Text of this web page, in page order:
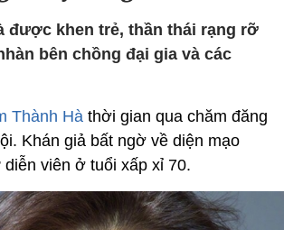
được khen trẻ, thần thái rạng rỡ
bên chồng đại gia và các
Thành Hà thời gian qua chăm đăng
Khán giả bất ngờ về diện mạo
viên ở tuổi xấp xỉ 70.